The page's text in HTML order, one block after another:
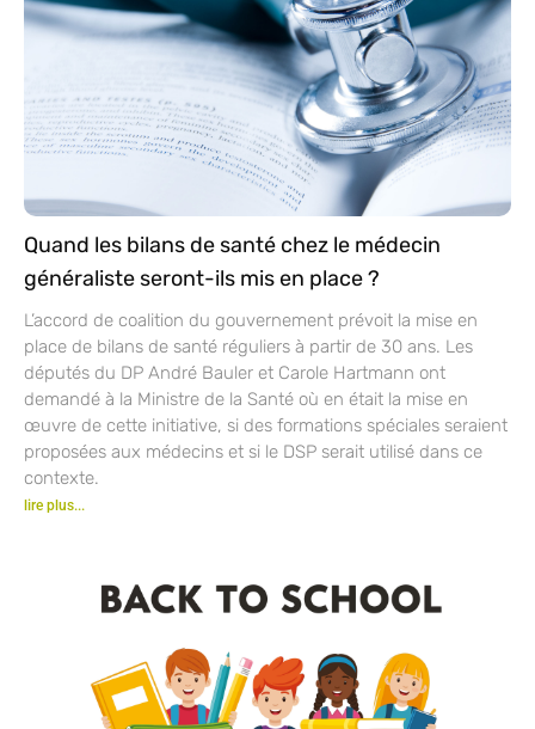
Quand les bilans de santé chez le médecin
généraliste seront-ils mis en place ?
L’accord de coalition du gouvernement prévoit la mise en
place de bilans de santé réguliers à partir de 30 ans. Les
députés du DP André Bauler et Carole Hartmann ont
demandé à la Ministre de la Santé où en était la mise en
œuvre de cette initiative, si des formations spéciales seraient
proposées aux médecins et si le DSP serait utilisé dans ce
contexte.
lire plus...